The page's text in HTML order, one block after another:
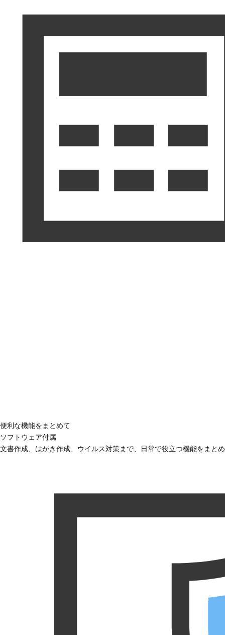
便利な機能をまとめて
ソフトウェア付属
文書作成、はがき作成、ウイルス対策まで、日常で役立つ機能をまと